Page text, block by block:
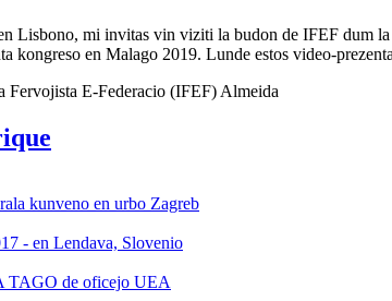
Lisbono, mi invitas vin viziti la budon de IFEF dum
kongreso en Malago 2019. Lunde estos video-
E-Federacio (IFEF) Almeida
kunveno en urbo Zagreb
- en Lendava, Slovenio
TAGO de oficejo UEA